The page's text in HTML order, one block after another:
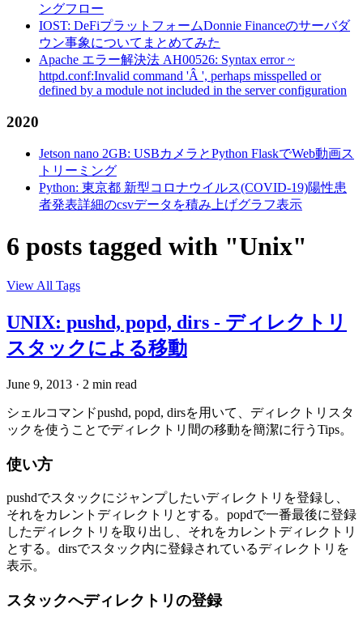
ングフロー
IOST: DeFiプラットフォームDonnie Financeのサーバダ
ウン事象についてまとめてみた
Apache エラー解決法 AH00526: Syntax error ~
httpd.conf:Invalid command 'Â ', perhaps misspelled or
defined by a module not included in the server configuration
2020
Jetson nano 2GB: USBカメラとPython FlaskでWeb動画ス
トリーミング
Python: 東京都 新型コロナウイルス(COVID-19)陽性患
者発表詳細のcsvデータを積み上げグラフ表示
6 posts tagged with "Unix"
View All Tags
UNIX: pushd, popd, dirs - ディレクトリ
スタックによる移動
June 9, 2013 · 2 min read
シェルコマンドpushd, popd, dirsを用いて、ディレクトリスタ
ックを使うことでディレクトリ間の移動を簡潔に行うTips。
使い方
pushdでスタックにジャンプしたいディレクトリを登録し、
それをカレントディレクトリとする。popdで一番最後に登録
したディレクトリを取り出し、それをカレントディレクトリ
とする。dirsでスタック内に登録されているディレクトリを
表示。
スタックへディレクトリの登録